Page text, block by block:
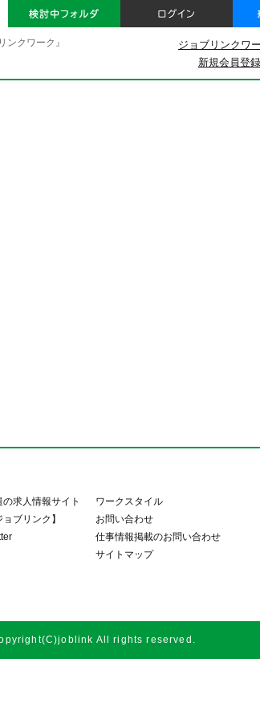
ンクワーク』
ジョブリンクワ
新規会員登録
の求人情報サイト
ョブリンク】
ワークスタイル
お問い合わせ
仕事情報掲載のお問い合わせ
サイトマップ
All rights reserved.